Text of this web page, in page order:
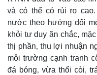
và có thể có rủi ro
nước theo hướng đổi
khỏi tư duy ăn chắc,
thị phần, thu lợi nhuận
môi trường cạnh tranh
đá bóng, vừa thổi còi,